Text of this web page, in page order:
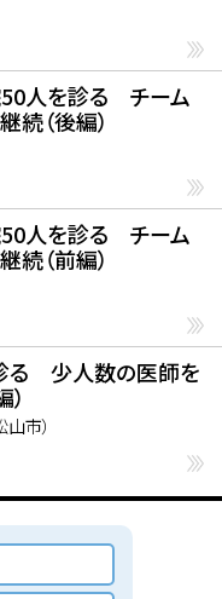
人を診る チーム
（後編）
人を診る チーム
（前編）
る 少人数の医師を
山市）